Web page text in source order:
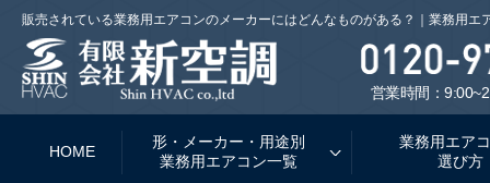
販売されている業務用エアコンのメーカーにはどんなものがある？｜業務用エ
営業時間：
HOME
形・メーカー・用途別
業務用エアコン一覧
業務用エア
選び方